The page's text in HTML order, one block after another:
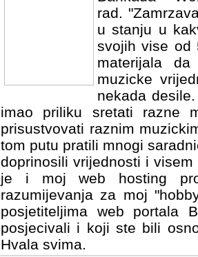
rad.
u stanju u
svojih vise od
materijala
muzicke
nekada
imao priliku sretati razne
prisustvovati raznim
tom putu pratili mnogi
doprinosili vrijednosti i
je i moj web hosting
razumijevanja za moj
posjetiteljima web portala
posjecivali i koji ste bili
Hvala svima.